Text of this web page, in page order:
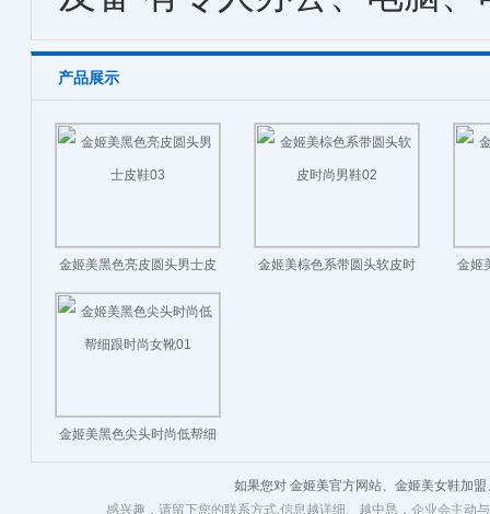
产品展示
金姬美黑色亮皮圆头男士皮
鞋03
金姬美棕色系带圆头软皮时 金姬
金姬美黑色尖头时尚低帮细
跟时尚女靴01
如果您对 金姬美官方网站、金姬美女鞋加
感兴趣，请留下您的联系方式,信息越详细、越中恳，企业会主动